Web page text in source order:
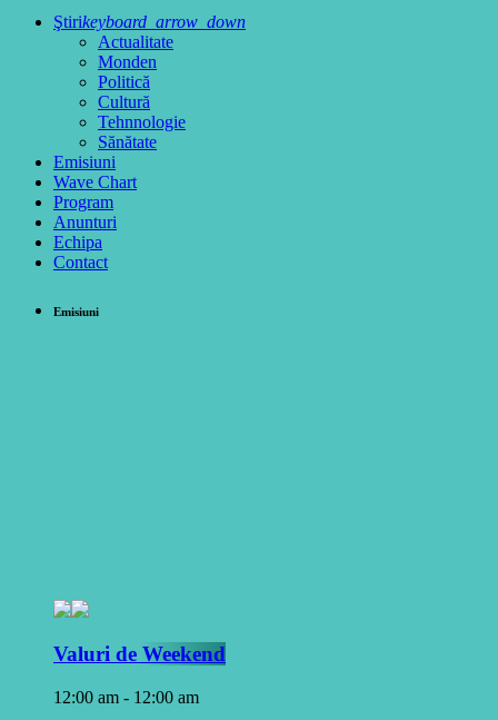
Ştirikeyboard_arrow_down
Actualitate
Monden
Politică
Cultură
Tehnnologie
Sănătate
Emisiuni
Wave Chart
Program
Anunturi
Echipa
Contact
Emisiuni
Valuri de Weekend
12:00 am - 12:00 am